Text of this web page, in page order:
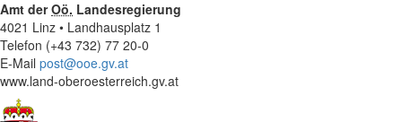
Amt derOö. Landesregierung
4021 Linz • Landhausplatz 1
Telefon (+43 732) 77 20-0
E-Mail post@ooe.gv.at
www.land-oberoesterreich.gv.at